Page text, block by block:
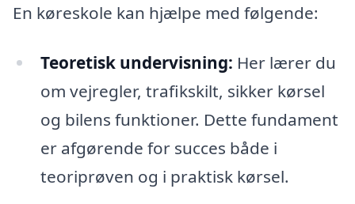
En køreskole kan hjælpe med følgende:
Teoretisk undervisning: Her lærer du
om vejregler, trafikskilt, sikker kørsel
og bilens funktioner. Dette fundament
er afgørende for succes både i
teoriprøven og i praktisk kørsel.